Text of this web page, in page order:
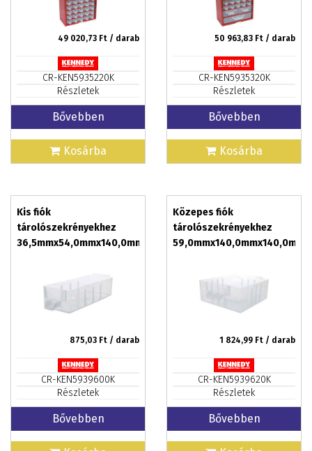
49 020,73 Ft / darab
CR-KEN5935220K
Részletek
Bővebben
Kosárba
50 963,83 Ft / darab
CR-KEN5935320K
Részletek
Bővebben
Kosárba
Kis fiók
tárolószekrényekhez
36,5mmx54,0mmx140,0mm
875,03 Ft / darab
CR-KEN5939600K
Részletek
Bővebben
Közepes fiók
tárolószekrényekhez
59,0mmx140,0mmx140,0mm
1 824,99 Ft / darab
CR-KEN5939620K
Részletek
Bővebben